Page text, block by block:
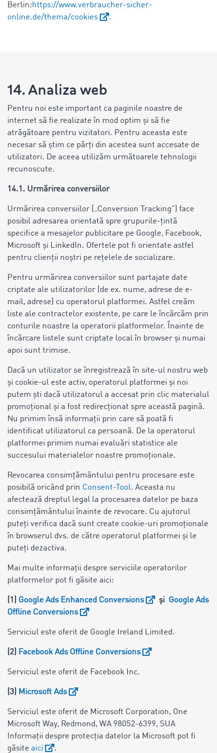
Berlin:https://www.verbraucher-sicher-
online.de/thema/cookies
.
14. Analiza web
Pentru noi este important ca paginile noastre de
internet să fie realizate în mod optim și să fie
atrăgătoare pentru vizitatori. Pentru aceasta este
necesar să știm ce părți din acestea sunt accesate de
utilizatori. De aceea utilizăm următoarele tehnologii
recunoscute.
14.1. Urmărirea conversiilor
Urmărirea conversiilor („Conversion Tracking”) face
posibil adresarea orientată spre grupurile-țintă
specifice a mesajelor publicitare pe Google, Facebook,
Microsoft și LinkedIn. Ofertele pot fi orientate astfel
pentru clienții noștri pe rețelele de socializare.
Pentru urmărirea conversiilor sunt partajate date
criptate ale utilizatorilor (de ex. nume, adrese de e-
mail, adrese) cu operatorul platformei. Astfel creăm
liste ale contractelor existente, pe care le încărcăm prin
conturile noastre la operatorii platformelor. Înainte de
încărcare listele sunt criptate local în browser și numai
apoi sunt trimise.
Dacă un utilizator se înregistrează în site-ul nostru web
și cookie-ul este activ, operatorul platformei și noi
putem ști dacă utilizatorul a accesat prin clic materialul
promoțional și a fost redirecționat spre această pagină.
Nu primim însă informații prin care să poată fi
identificat utilizatorul ca persoană. De la operatorul
platformei primim numai evaluări statistice ale
succesului materialelor noastre promoționale.
Revocarea consimțământului pentru procesare este
posibilă oricând prin Consent-Tool. Aceasta nu
afectează dreptul legal la procesarea datelor pe baza
consimțământului înainte de revocare. Cu ajutorul
puteți verifica dacă sunt create cookie-uri promoționale
în browserul dvs. de către operatorul platformei și le
puteți dezactiva.
Mai multe informații despre serviciile operatorilor
platformelor pot fi găsite aici:
(1) Google Ads Enhanced Conversions și Google Ads
Offline Conversions
Serviciul este oferit de Google Ireland Limited.
(2) Facebook Ads Offline Conversions
Serviciul este oferit de Facebook Inc.
(3) Microsoft Ads
Serviciul este oferit de Microsoft Corporation, One
Microsoft Way, Redmond, WA 98052-6399, SUA
Informații despre protecția datelor la Microsoft pot fi
găsite aici .